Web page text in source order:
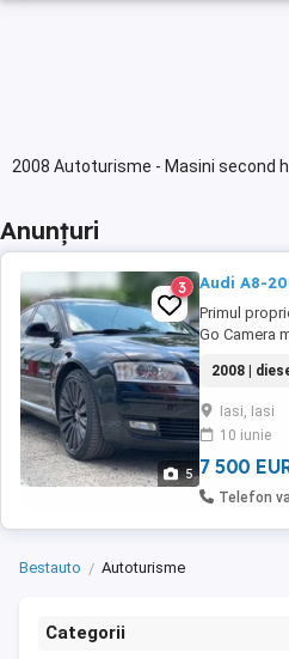
2008 Autoturisme - Masini second
Anunțuri
5
3 Audi A8-
Primul
Go Camera
efectuat la
325.000km
2008 |
Iasi, Iasi
10 iunie
7 500
Telefon
Bestauto Autoturisme
Categorii